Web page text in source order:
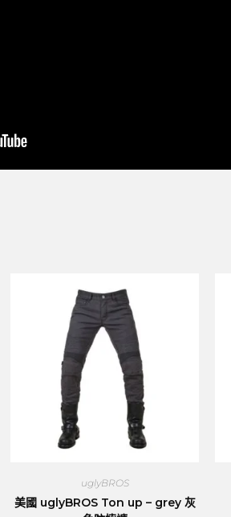
uglyBROS
美國 uglyBROS Ton up – grey 灰